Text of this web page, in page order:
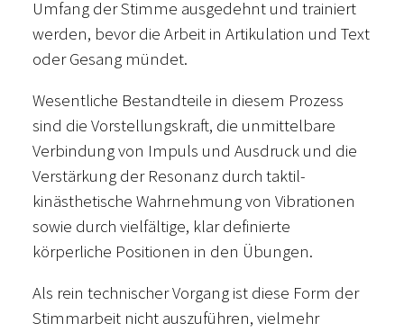
Umfang der Stimme ausgedehnt und trainiert
werden, bevor die Arbeit in Artikulation und Text
oder Gesang mündet.
Wesentliche Bestandteile in diesem Prozess
sind die Vorstellungskraft, die unmittelbare
Verbindung von Impuls und Ausdruck und die
Verstärkung der Resonanz durch taktil-
kinästhetische Wahrnehmung von Vibrationen
sowie durch vielfältige, klar definierte
körperliche Positionen in den Übungen.
Als rein technischer Vorgang ist diese Form der
Stimmarbeit nicht auszuführen, vielmehr